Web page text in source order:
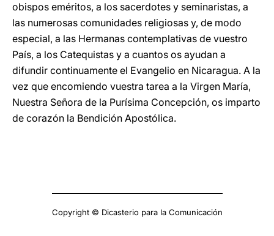
obispos eméritos, a los sacerdotes y seminaristas, a
las numerosas comunidades religiosas y, de modo
especial, a las Hermanas contemplativas de vuestro
País, a los Catequistas y a cuantos os ayudan a
difundir continuamente el Evangelio en Nicaragua. A la
vez que encomiendo vuestra tarea a la Virgen María,
Nuestra Señora de la Purísima Concepción, os imparto
de corazón la Bendición Apostólica.
Copyright © Dicasterio para la Comunicación